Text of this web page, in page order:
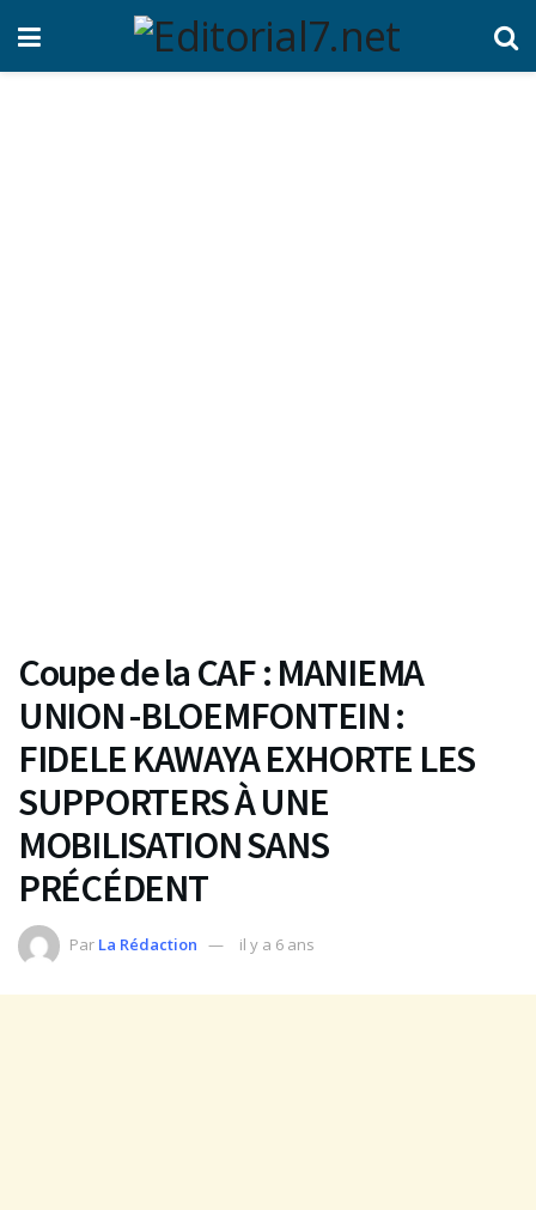
Coupe de la CAF : MANIEMA
UNION -BLOEMFONTEIN :
FIDELE KAWAYA EXHORTE LES
SUPPORTERS À UNE
MOBILISATION SANS
PRÉCÉDENT
Par La Rédaction il y a 6 ans